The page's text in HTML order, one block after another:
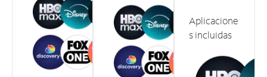
Aplicacione
s incluidas